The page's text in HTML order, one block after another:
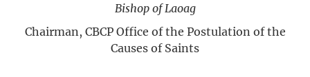
Bishop of Laoag
Chairman, CBCP Office of the Postulation of the
Causes of Saints